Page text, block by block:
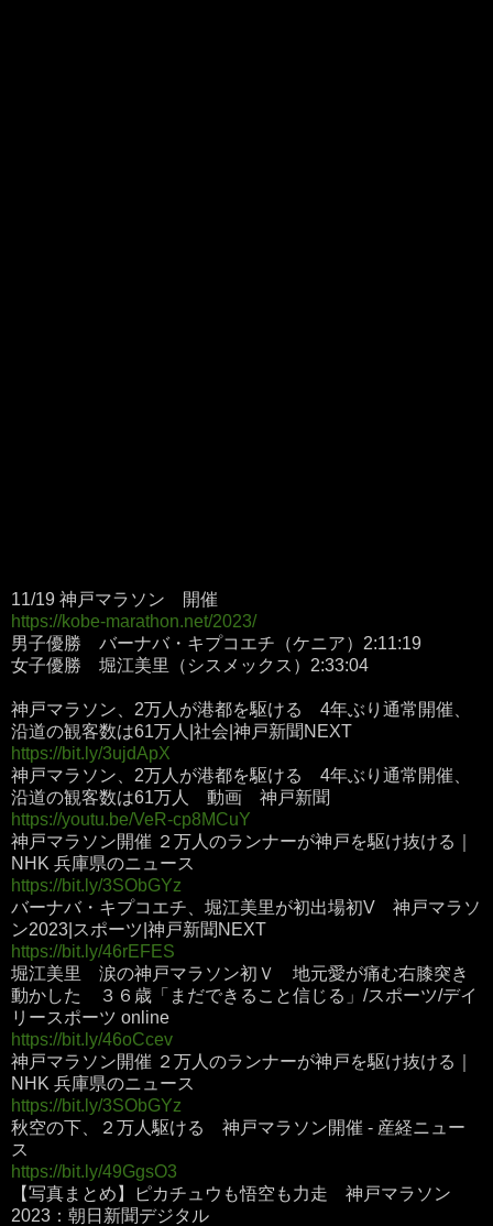
11/19 神戸マラソン 開催
https://kobe-marathon.net/2023/
男子優勝 バーナバ・キプコエチ（ケニア）2:11:19
女子優勝 堀江美里（シスメックス）2:33:04
神戸マラソン、2万人が港都を駆ける 4年ぶり通常開催、
沿道の観客数は61万人|社会|神戸新聞NEXT
https://bit.ly/3ujdApX
神戸マラソン、2万人が港都を駆ける 4年ぶり通常開催、
沿道の観客数は61万人 動画 神戸新聞
https://youtu.be/VeR-cp8MCuY
神戸マラソン開催 ２万人のランナーが神戸を駆け抜ける｜
NHK 兵庫県のニュース
https://bit.ly/3SObGYz
バーナバ・キプコエチ、堀江美里が初出場初V 神戸マラソ
ン2023|スポーツ|神戸新聞NEXT
https://bit.ly/46rEFES
堀江美里 涙の神戸マラソン初Ｖ 地元愛が痛む右膝突き
動かした ３６歳「まだできること信じる」/スポーツ/デイ
リースポーツ online
https://bit.ly/46oCcev
神戸マラソン開催 ２万人のランナーが神戸を駆け抜ける｜
NHK 兵庫県のニュース
https://bit.ly/3SObGYz
秋空の下、２万人駆ける 神戸マラソン開催 - 産経ニュー
ス
https://bit.ly/49GgsO3
【写真まとめ】ピカチュウも悟空も力走 神戸マラソン
2023：朝日新聞デジタル